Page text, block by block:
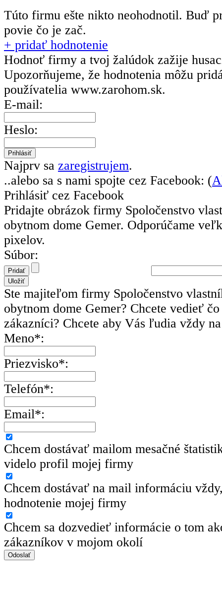
Túto firmu ešte nikto neohodnotil. Buď
povie čo je zač.
+ pridať hodnotenie
Hodnoť firmy a tvoj žalúdok zažije
Upozorňujeme, že hodnotenia môžu
používatelia www.zarohom.sk.
E-mail:
Heslo:
Najprv sa zaregistrujem.
..alebo sa s nami spojte cez Facebook: (
Prihlásiť cez Facebook
Pridajte obrázok firmy Spoločenstvo
obytnom dome Gemer. Odporúčame
pixelov.
Súbor:
Ste majiteľom firmy Spoločenstvo
obytnom dome Gemer? Chcete vedieť
zákazníci? Chcete aby Vás ľudia vždy
Meno*:
Priezvisko*:
Telefón*:
Email*:
Chcem dostávať mailom mesačné
videlo profil mojej firmy
Chcem dostávať na mail informáciu
hodnotenie mojej firmy
Chcem sa dozvedieť informácie o tom
zákazníkov v mojom okolí